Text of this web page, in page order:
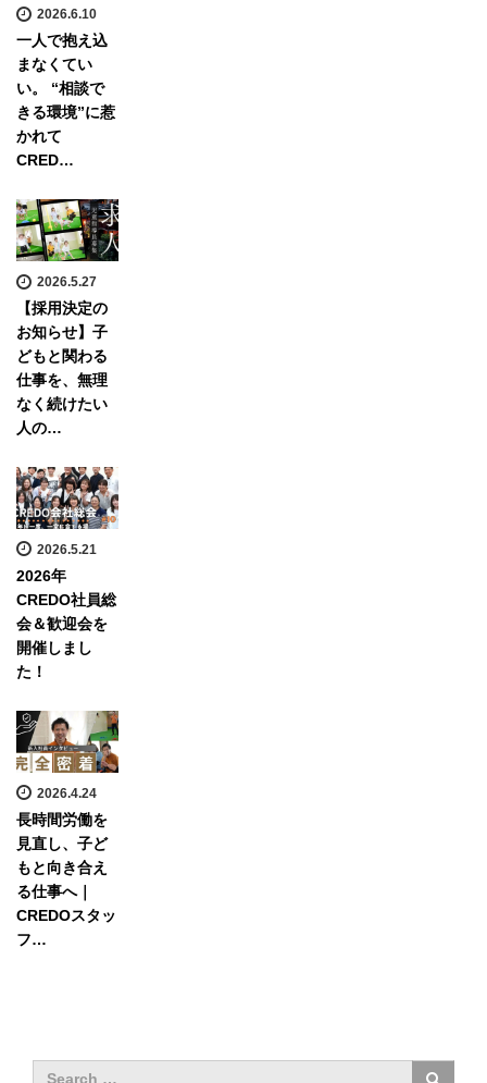
2026.6.10
一人で抱え込
まなくてい
い。 “相談で
きる環境”に惹
かれて
CRED…
2026.5.27
【採用決定の
お知らせ】子
どもと関わる
仕事を、無理
なく続けたい
人の…
2026.5.21
2026年
CREDO社員総
会＆歓迎会を
開催しまし
た！
2026.4.24
長時間労働を
見直し、子ど
もと向き合え
る仕事へ｜
CREDOスタッ
フ…